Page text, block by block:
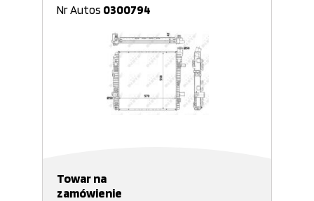
Nr Autos 0300794
Towar na
zamówienie